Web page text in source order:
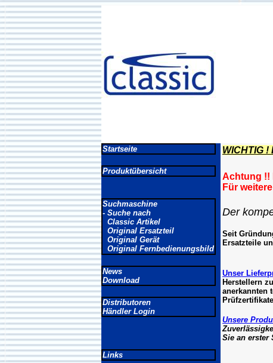
Startseite
Produktübersicht
Suchmaschine
- Suche nach
Classic Artikel
Original Ersatzteil
Original Gerät
Original Fernbedienungsbild
News
Download
Distributoren
Händler Login
Links
WICHTIG
Achtung !!
Für
Der
Seit
Ersatzteile
Unser
Herstellern
anerkannten
Unsere
Sie an erster